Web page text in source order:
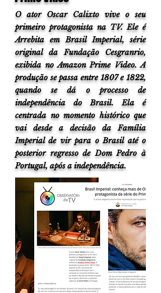
Série TV
Série TV
Série TV
Série TV
levam as
Ondas
Cinema
Cinema
Cinema
Foto by
Zacky
Barreto
Série TV
Série TV
Série TV
Série TV
levam as
Ondas
Cinema
Cinema
Cinema
Foto by
Zacky
Barreto
O ator Oscar Calixto vive o seu
primeiro protagonista na TV. Ele é
Arrebita em Brasil Imperial, série
original da Fundação Cesgranrio,
exibida no Amazon Prime Video. A
produção se passa entre 1807 e 1822,
quando se dá o processo de
independência do Brasil. Ela é
centrada no momento histórico que
vai desde a decisão da Família
Imperial de vir para o Brasil até o
posterior regresso de Dom Pedro à
Portugal, após a independência.